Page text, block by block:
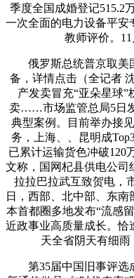
季度全国成婚登记515.2
一次全面的电力设备平安
教师评价。11
俄罗斯总统普京取美
备，详情点击（全记者
产发卖冒充“亚朵星球
卖……市场监管总局5日
典型案例。目前举办接
务，上海、、昆明成
已累计运输货色冲破120
文称，国网杞县供电公司
拉拉巴拉武互致贺电，
日，西部、北中部、东南
本首都圈多地发布“流感
近政事业高质量成长。恰
天全省阴天有细雨
第35届中国旧事评选